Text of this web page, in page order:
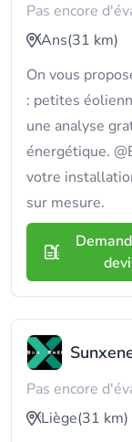
Pas encore
Ans(31 km)
On vous
: petites
une analyse
énergétique.
votre
sur mesure.
Pas encore
Liège(31 km)